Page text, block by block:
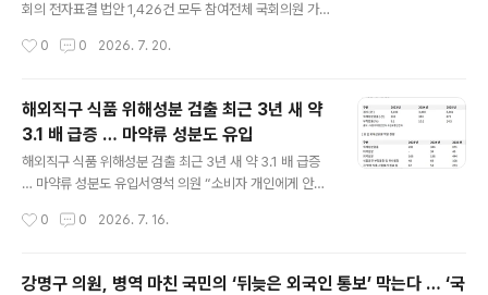
로 추진되는 대표적인 소규모주택정비사업으로, 정비구역
소규모주택정비사업 시행자는 입주민을 소음으로부터 보
회의 전자표결 법안 1,426건 모두 참여전체 국회의원 가운
국민의 신뢰를 얻는 출발점” [시사타임즈 = 탁경선 기자]
원 중 1위이자 전체 1위에 올랐다. 법률소비자연맹이 20일
발표한 「제22대 국회의원 전반기 의정활동 성적발표」에 따
르면, 서영석 의원은 제22대 국회 전반기 본회의에서 전자
표결이 실시된 총 1,426건의 법안 표결에 모두 참여했다.
2명이다. 이번 조사에서 국회의원 271명(1년 이상 활동의
0 0 2026. 7. 20.
해외직구 식품 위해성분 검출 최근 3년 새 약
3.1 배 급증 … 마약류 성분도 유입
해외직구 식품 위해성분 검출 최근 3년 새 약 3.1 배 급증
… 마약류 성분도 유입서영석 의원 “소비자 개인에게 안전
틈없이 관리해야” [시사타임즈 = 박속심 기자] 최근 해외
내 반입이 차단된 위해성분이 포함된 해외직구 식품의 유
0 0 2026. 7. 16.
강명구 의원, 병역 마친 국민의 ‘뒤늦은 외국인 통보’ 막는다 … ‘국